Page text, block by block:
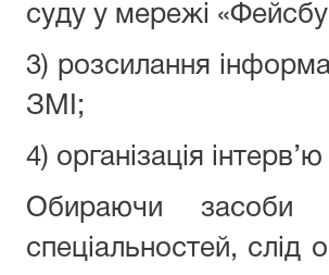
суду у мережі
3) розсилання
ЗМІ;
4) організація
Обираючи засоби
спеціальностей, слід